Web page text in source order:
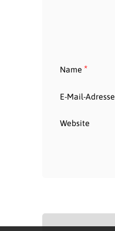
Name *
E-Mail-Adresse
Website